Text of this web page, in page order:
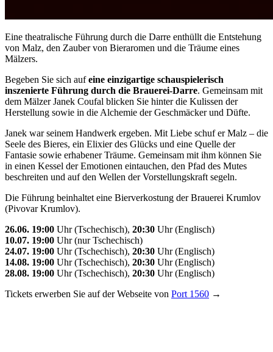
Eine theatralische Führung durch die Darre enthüllt die Entstehung
von Malz, den Zauber von Bieraromen und die Träume eines
Mälzers.
Begeben Sie sich aufeine einzigartige schauspielerisch
inszenierte Führung durch die Brauerei-Darre. Gemeinsam mit
dem Mälzer Janek Coufal blicken Sie hinter die Kulissen der
Herstellung sowie in die Alchemie der Geschmäcker und Düfte.
Janek war seinem Handwerk ergeben. Mit Liebe schuf er Malz – die
Seele des Bieres, ein Elixier des Glücks und eine Quelle der
Fantasie sowie erhabener Träume. Gemeinsam mit ihm können Sie
in einen Kessel der Emotionen eintauchen, den Pfad des Mutes
beschreiten und auf den Wellen der Vorstellungskraft segeln.
Die Führung beinhaltet eine Bierverkostung der Brauerei Krumlov
(Pivovar Krumlov).
26.06. 19:00 Uhr (Tschechisch), 20:30 Uhr (Englisch)
10.07. 19:00 Uhr (nur Tschechisch)
24.07. 19:00 Uhr (Tschechisch), 20:30 Uhr (Englisch)
14.08. 19:00 Uhr (Tschechisch), 20:30 Uhr (Englisch)
28.08. 19:00 Uhr (Tschechisch), 20:30 Uhr (Englisch)
Tickets erwerben Sie auf der Webseite von Port 1560 →